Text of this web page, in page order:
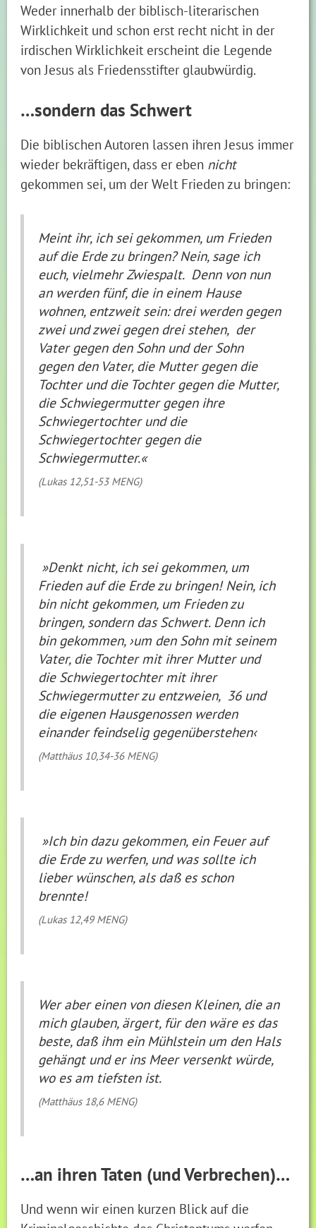
Weder innerhalb der biblisch-literarischen
Wirklichkeit und schon erst recht nicht in der
irdischen Wirklichkeit erscheint die Legende
von Jesus als Friedensstifter glaubwürdig.
…sondern das Schwert
Die biblischen Autoren lassen ihren Jesus immer
wieder bekräftigen, dass er eben nicht
gekommen sei, um der Welt Frieden zu bringen:
Meint ihr, ich sei gekommen, um Frieden
auf die Erde zu bringen? Nein, sage ich
euch, vielmehr Zwiespalt. Denn von nun
an werden fünf, die in einem Hause
wohnen, entzweit sein: drei werden gegen
zwei und zwei gegen drei stehen, der
Vater gegen den Sohn und der Sohn
gegen den Vater, die Mutter gegen die
Tochter und die Tochter gegen die Mutter,
die Schwiegermutter gegen ihre
Schwiegertochter und die
Schwiegertochter gegen die
Schwiegermutter.«
(Lukas 12,51-53 MENG)
»Denkt nicht, ich sei gekommen, um
Frieden auf die Erde zu bringen! Nein, ich
bin nicht gekommen, um Frieden zu
bringen, sondern das Schwert. Denn ich
bin gekommen, ›um den Sohn mit seinem
Vater, die Tochter mit ihrer Mutter und
die Schwiegertochter mit ihrer
Schwiegermutter zu entzweien, 36 und
die eigenen Hausgenossen werden
einander feindselig gegenüberstehen‹
(Matthäus 10,34-36 MENG)
»Ich bin dazu gekommen, ein Feuer auf
die Erde zu werfen, und was sollte ich
lieber wünschen, als daß es schon
brennte!
(Lukas 12,49 MENG)
Wer aber einen von diesen Kleinen, die an
mich glauben, ärgert, für den wäre es das
beste, daß ihm ein Mühlstein um den Hals
gehängt und er ins Meer versenkt würde,
wo es am tiefsten ist.
(Matthäus 18,6 MENG)
…an ihren Taten (und Verbrechen)…
Und wenn wir einen kurzen Blick auf die